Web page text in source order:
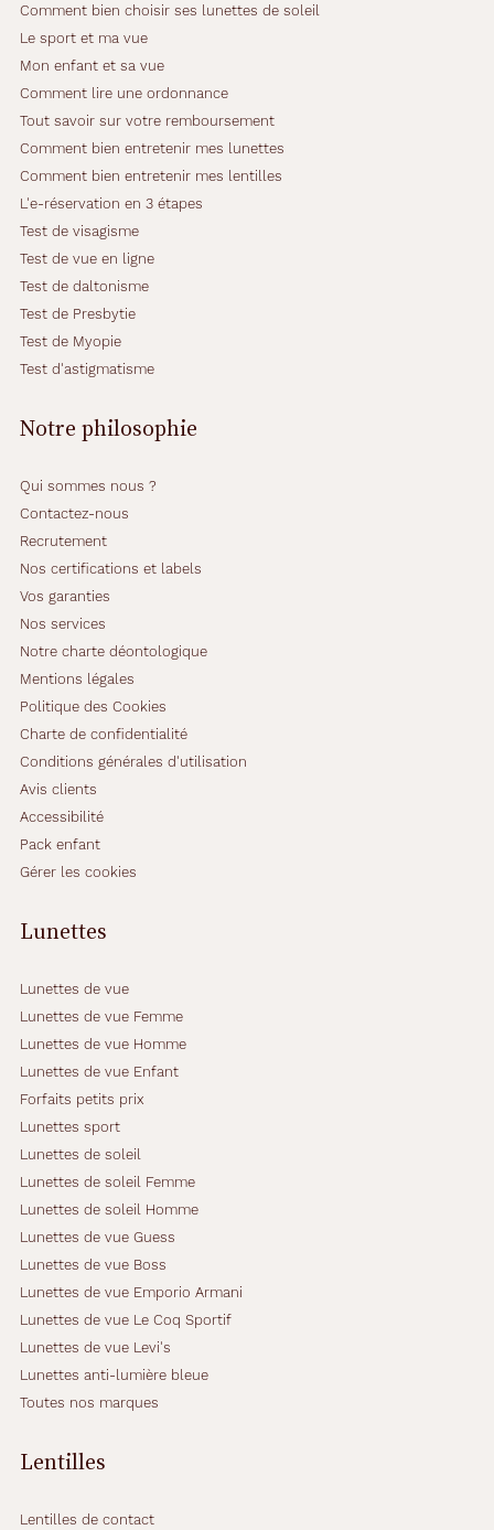
Comment bien choisir ses lunettes de soleil
Le sport et ma vue
Mon enfant et sa vue
Comment lire une ordonnance
Tout savoir sur votre remboursement
Comment bien entretenir mes lunettes
Comment bien entretenir mes lentilles
L'e-réservation en 3 étapes
Test de visagisme
Test de vue en ligne
Test de daltonisme
Test de Presbytie
Test de Myopie
Test d'astigmatisme
Notre philosophie
Qui sommes nous ?
Contactez-nous
Recrutement
Nos certifications et labels
Vos garanties
Nos services
Notre charte déontologique
Mentions légales
Politique des Cookies
Charte de confidentialité
Conditions générales d'utilisation
Avis clients
Accessibilité
Pack enfant
Gérer les cookies
Lunettes
Lunettes de vue
Lunettes de vue Femme
Lunettes de vue Homme
Lunettes de vue Enfant
Forfaits petits prix
Lunettes sport
Lunettes de soleil
Lunettes de soleil Femme
Lunettes de soleil Homme
Lunettes de vue Guess
Lunettes de vue Boss
Lunettes de vue Emporio Armani
Lunettes de vue Le Coq Sportif
Lunettes de vue Levi's
Lunettes anti-lumière bleue
Toutes nos marques
Lentilles
Lentilles de contact